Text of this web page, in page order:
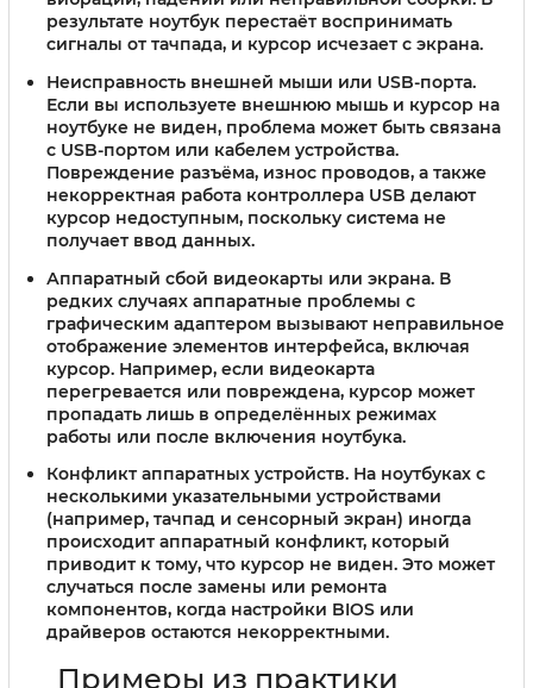
результате ноутбук перестаёт воспринимать
сигналы от тачпада, и курсор исчезает с экрана.
Неисправность внешней мыши или USB-порта.
Если вы используете внешнюю мышь и курсор на
ноутбуке не виден, проблема может быть связана
с USB-портом или кабелем устройства.
Повреждение разъёма, износ проводов, а также
некорректная работа контроллера USB делают
курсор недоступным, поскольку система не
получает ввод данных.
Аппаратный сбой видеокарты или экрана. В
редких случаях аппаратные проблемы с
графическим адаптером вызывают неправильное
отображение элементов интерфейса, включая
курсор. Например, если видеокарта
перегревается или повреждена, курсор может
пропадать лишь в определённых режимах
работы или после включения ноутбука.
Конфликт аппаратных устройств. На ноутбуках с
несколькими указательными устройствами
(например, тачпад и сенсорный экран) иногда
происходит аппаратный конфликт, который
приводит к тому, что курсор не виден. Это может
случаться после замены или ремонта
компонентов, когда настройки BIOS или
драйверов остаются некорректными.
Примеры из практики